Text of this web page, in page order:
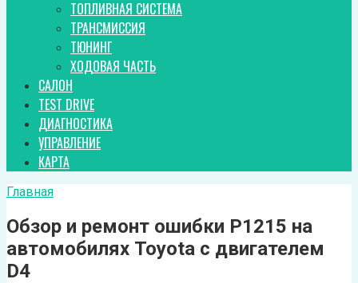
ТОПЛИВНАЯ СИСТЕМА
ТРАНСМИССИЯ
ТЮНИНГ
ХОДОВАЯ ЧАСТЬ
САЛОН
TEST DRIVE
ДИАГНОСТИКА
УПРАВЛЕНИЕ
КАРТА
Главная
Обзор и ремонт ошибки P1215 на
автомобилях Toyota с двигателем
D4